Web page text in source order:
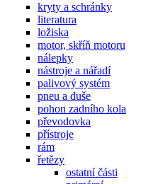
kryty a schránky
literatura
ložiska
motor, skříň motoru
nálepky
nástroje a nářadí
palivový systém
pneu a duše
pohon zadního kola
převodovka
přístroje
rám
řetězy
ostatní části